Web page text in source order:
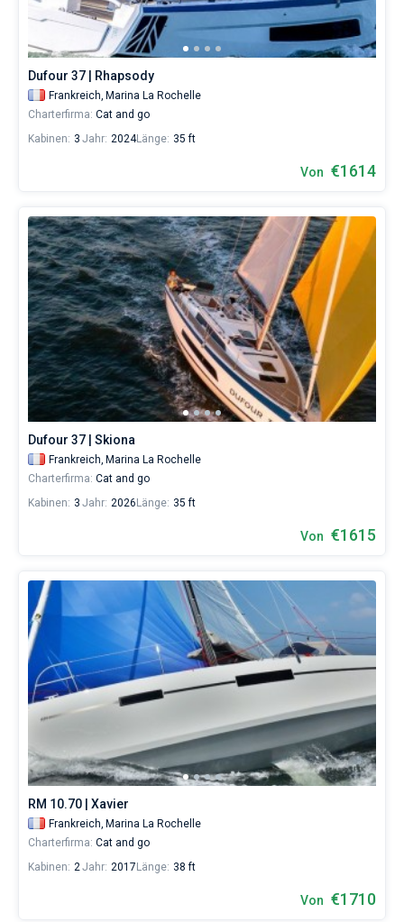
Dufour 37 | Rhapsody
Frankreich, Marina La Rochelle
Charterfirma: Cat and go
Kabinen: 3 Jahr: 2024Länge: 35 ft
Von €1614
Dufour 37 | Skiona
Frankreich, Marina La Rochelle
Charterfirma: Cat and go
Kabinen: 3 Jahr: 2026 Länge: 35 ft
Von €1615
RM 10.70 | Xavier
Frankreich, Marina La Rochelle
Charterfirma: Cat and go
Kabinen: 2Jahr: 2017 Länge: 38 ft
Von €1710